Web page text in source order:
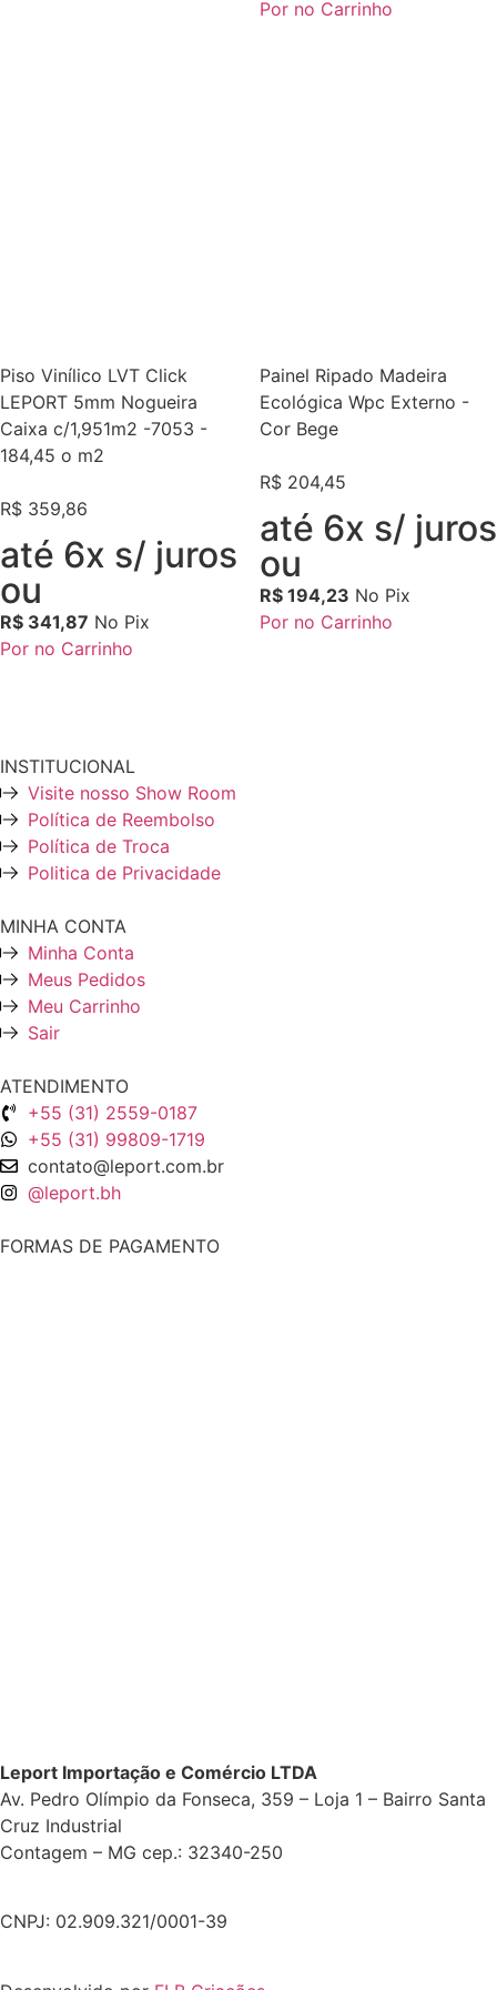
Por no Carrinho
Piso Vinílico LVT Click
LEPORT 5mm Nogueira
Caixa c/1,951m2 -7053 -
184,45 o m2
R$ 359,86
até 6x s/ juros
ou
R$ 341,87 No Pix
Por no Carrinho
Painel Ripado Madeira
Ecológica Wpc Externo -
Cor Bege
R$ 204,45
até 6x s/ juros
ou
R$ 194,23 No Pix
Por no Carrinho
INSTITUCIONAL
Visite nosso Show Room
Política de Reembolso
Política de Troca
Politica de Privacidade
MINHA CONTA
Minha Conta
Meus Pedidos
Meu Carrinho
Sair
ATENDIMENTO
+55 (31) 2559-0187
+55 (31) 99809-1719
contato@leport.com.br
@leport.bh
FORMAS DE PAGAMENTO
Leport Importação e Comércio LTDA
Av. Pedro Olímpio da Fonseca, 359 – Loja 1 – Bairro Santa
Cruz Industrial
Contagem – MG cep.: 32340-250
CNPJ: 02.909.321/0001-39